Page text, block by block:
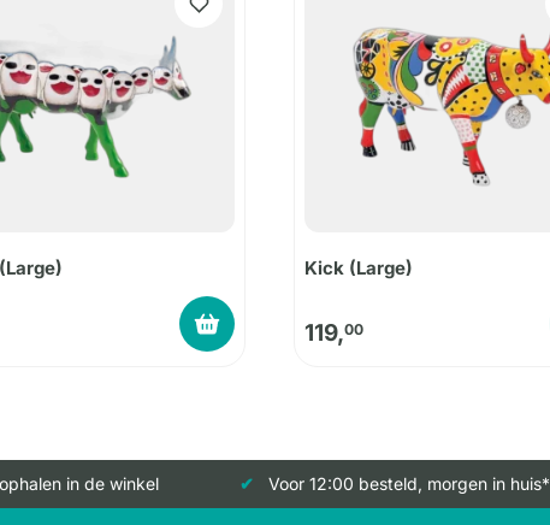
Kick (Large)
119,00
in de winkel Voor 12:00 besteld, morgen in huis*